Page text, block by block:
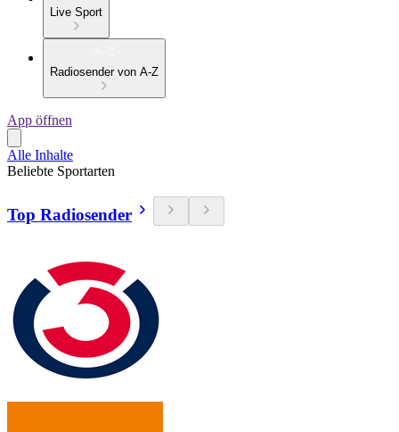
Live Sport
Radiosender von A-Z
App öffnen
Alle Inhalte
Beliebte Sportarten
Top Radiosender